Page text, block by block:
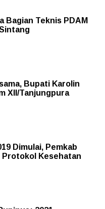
Bagian Teknis PDAM
Bupati Karolin
XII/Tanjungpura
Dimulai, Pemkab
Protokol Kesehatan